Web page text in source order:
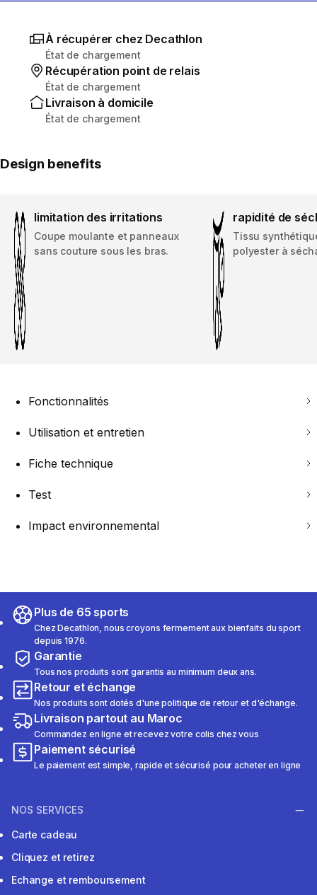
À récupérer chez Decathlon
État de chargement
Récupération point de relais
État de chargement
Livraison à domicile
État de chargement
Design benefits
limitation des irritations
Coupe moulante et panneaux
sans couture sous les bras.
rapidité de
Tissu
polyester à
Fonctionnalités
Utilisation et entretien
Fiche technique
Test
Impact environnemental
Plus de 65 sports
Chez Decathlon, nous croyons fermement aux bienfaits du sport
depuis 1976.
Garantie
Tous nos produits sont garantis au minimum deux ans.
Retour et échange
Nos produits sont dotés d'une politique de retour et d'échange.
Livraison partout au Maroc
Commandez en ligne et recevez votre colis chez vous
Paiement sécurisé
Le paiement est simple, rapide et sécurisé pour acheter en ligne
NOS SERVICES
Carte cadeau
Cliquez et retirez
Echange et remboursement